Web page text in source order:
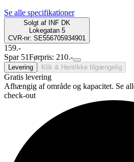
Se alle specifikationer
Solgt af
INF DK
Lokegatan 5
CVR-nr: SE556705934901
159.-
Spar 51Førpris: 210.-
Levering Klik & Hent Ikke tilgængelig
Gratis levering
Afhængig af område og kapacitet. Se
check-out